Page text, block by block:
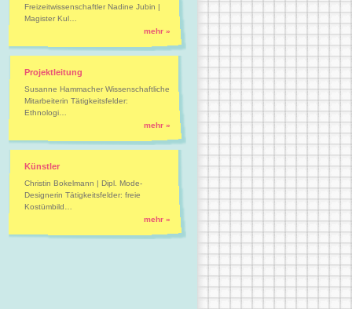
Freizeitwissenschaftler Nadine Jubin |
Magister Kul…
mehr »
Projektleitung
Susanne Hammacher Wissenschaftliche
Mitarbeiterin Tätigkeitsfelder:
Ethnologi…
mehr »
Künstler
Christin Bokelmann | Dipl. Mode-
Designerin Tätigkeitsfelder: freie
Kostümbild…
mehr »